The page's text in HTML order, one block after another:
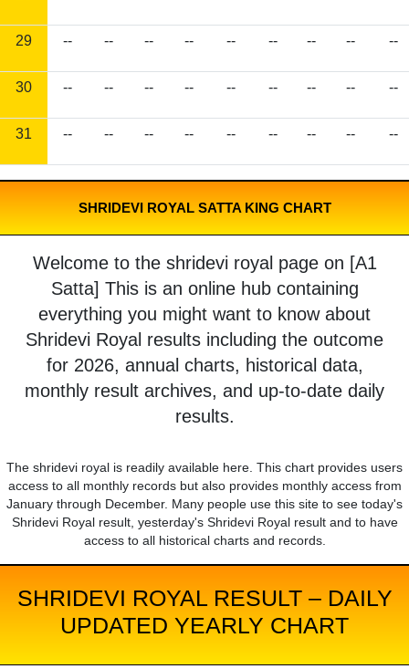
29 -- -- -- -- -- -- -- -- --
30 -- -- -- -- -- -- -- -- --
31 -- -- -- -- -- -- -- -- --
SHRIDEVI ROYAL SATTA KING CHART
Welcome to the shridevi royal page on [A1
Satta] This is an online hub containing
everything you might want to know about
Shridevi Royal results including the outcome
for 2026, annual charts, historical data,
monthly result archives, and up-to-date daily
results.
The shridevi royal is readily available here. This chart provides users
access to all monthly records but also provides monthly access from
January through December. Many people use this site to see today's
Shridevi Royal result, yesterday's Shridevi Royal result and to have
access to all historical charts and records.
SHRIDEVI ROYAL RESULT – DAILY
UPDATED YEARLY CHART